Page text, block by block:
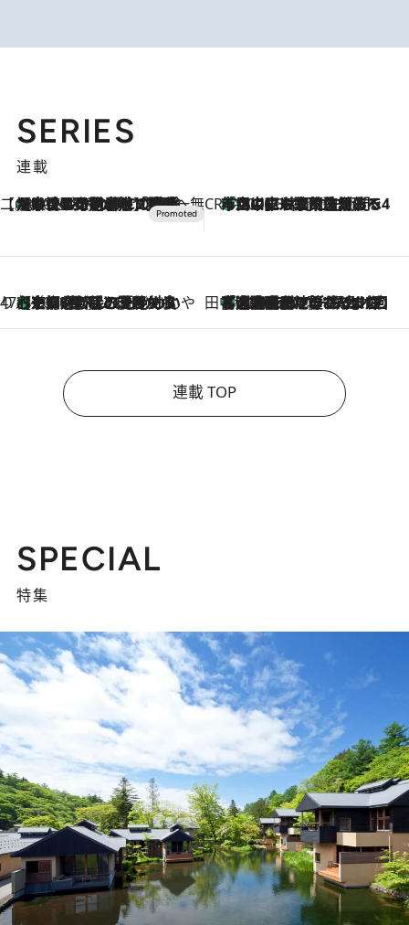
SERIES
連載
【CREA×星野リゾート】唯一無二。癒しと発見が待つ場所へ
2026.8.7
【トンボの足水浴】ヒノキの香りに包まれて涼感マックス！約13℃の湧水かけ流しを避暑地「星野温泉 トンボの湯」で体験 CREA'S CHOICE
2026.8.7
「立川にも歌舞伎があるんだよ」 片岡仁左衛門・市川中車ら豪華座組みで4年目の立川立飛歌舞伎へ
47都道府県の手みやげ ひんやりスイーツで夏を満喫
2026.8.7
【京都府】この夏絶対食べたい 冷やしておいしいおやつ3選 ひと口目から心を掴む新緑のテリーヌ 田中稲の勝手に再ブーム
2026.8.7
「湘南乃風に憧れて」観客大盛上がりの“タオル回し”に、ラッパー顔負けの高速歌唱まで…さだまさし（74）のアグレッシブすぎる現在地
連載 TOP
SPECIAL
特集